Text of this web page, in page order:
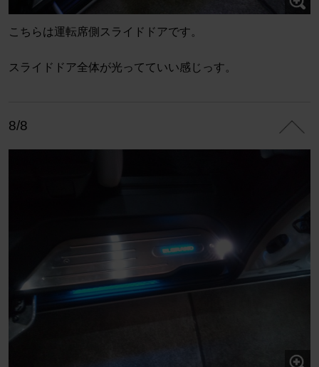
こちらは運転席側スライドドアです。
スライドドア全体が光ってていい感じっす。
8/8